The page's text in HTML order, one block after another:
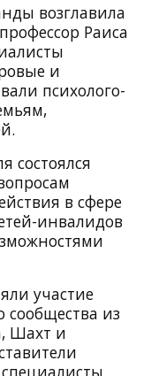
возглавила
Раиса
и
психолого-
состоялся
в сфере
инвалидов
участие
сообщества из
Шахт и